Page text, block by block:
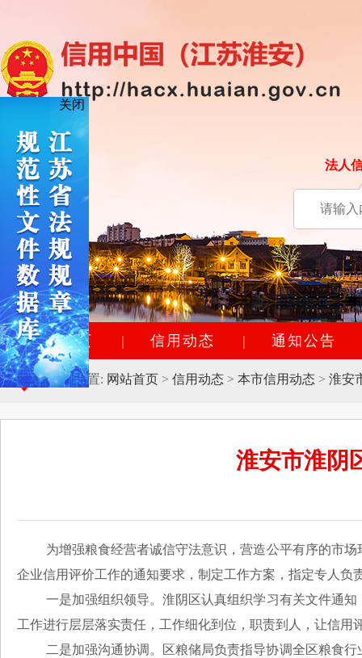
法人
网站首页 | 信用动态 | 通知公告
当前位置: 网站首页 > 信用动态 > 本市信用动态 > 淮安
淮安市淮阴
为增强粮食经营者诚信守法意识，营造公平有序的市
企业信用评价工作的通知要求，制定工作方案，指定专人
一是加强组织领导。淮阴区认真组织学习有关文件通
工作进行层层落实责任，工作细化到位，职责到人，让信用
二是加强沟通协调。区粮储局负责指导协调全区粮食
关闭